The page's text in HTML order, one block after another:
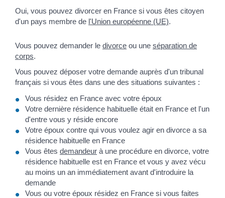
Oui, vous pouvez divorcer en France si vous êtes citoyen
d'un pays membre de l'Union européenne (UE).
Vous pouvez demander le divorce ou une séparation de
corps.
Vous pouvez déposer votre demande auprès d'un tribunal
français si vous êtes dans une des situations suivantes :
Vous résidez en France avec votre époux
Votre dernière résidence habituelle était en France et l'un
d'entre vous y réside encore
Votre époux contre qui vous voulez agir en divorce a sa
résidence habituelle en France
Vous êtes demandeur à une procédure en divorce, votre
résidence habituelle est en France et vous y avez vécu
au moins un an immédiatement avant d'introduire la
demande
Vous ou votre époux résidez en France si vous faites